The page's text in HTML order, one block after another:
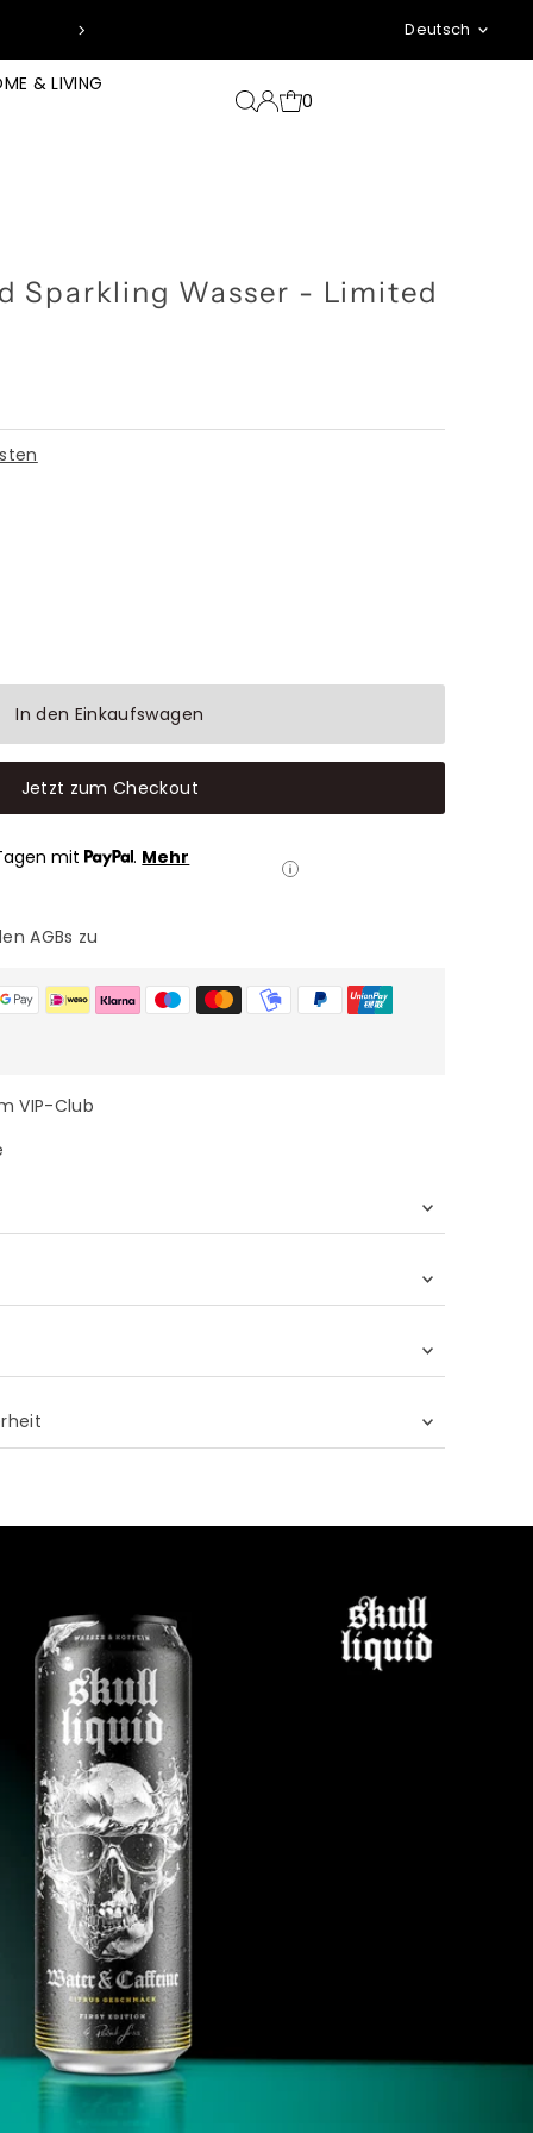
Deutsch
& LIVING
0
Sparkling Wasser - Limited
In den Einkaufswagen
Jetzt zum Checkout
mit . Mehr
AGBs zu
VIP-Club